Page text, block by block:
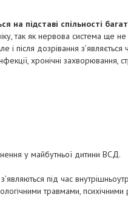
на підставі спільності
так як нервова система ще не
і після дозрівання
хронічні захворювання,
у майбутньої дитини ВСД.
під час
травмами,